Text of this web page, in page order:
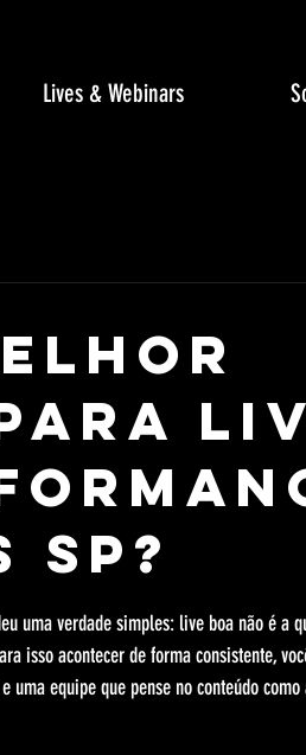
Lives & Webinars
SP?
uma verdade simples: live boa não é a
isso acontecer de forma consistente,
equipe que pense no conteúdo